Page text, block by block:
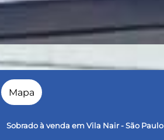
Mapa
Sobrado à venda em Vila Nair - São Paulo